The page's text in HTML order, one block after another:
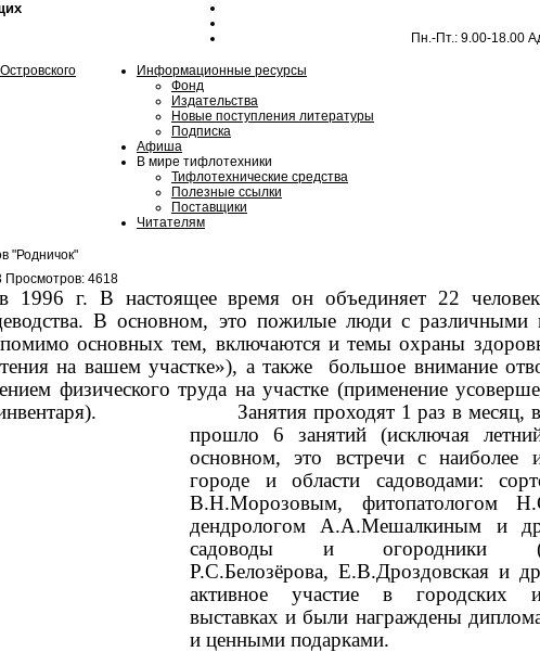
Пн.-Пт.: 9.00-18.00
Информационные ресурсы
Фонд
Издательства
Новые поступления литературы
Подписка
Афиша
В мире тифлотехники
Тифлотехнические средства
Полезные ссылки
Поставщики
Читателям
"Родничок"
Просмотров: 4618
1996 г. В настоящее время он объединяет 22
В основном, это пожилые люди с различными
основных тем, включаются и темы охраны
на вашем участке»), а также большое внимание
физического труда на участке (применение
инвентаря). Занятия проходят 1 раз в месяц, в
прошло 6 занятий (исключая
основном, это встречи с наиболее
городе и области садоводами:
В.Н.Морозовым, фитопатологом
дендрологом А.А.Мешалкиным и
садоводы и огородники
Р.С.Белозёрова, Е.В.Дроздовская и
активное участие в городских
выставках и были награждены
и ценными подарками.